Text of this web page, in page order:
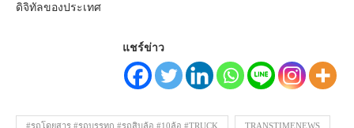
ดิจิทัลของประเทศ
แชร์ข่าว
#รถโดยสาร #รถบรรทุก #รถสิบล้อ #10ล้อ #TRUCK TRANSTIMENEWS